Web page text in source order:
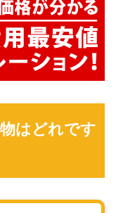
はどれです